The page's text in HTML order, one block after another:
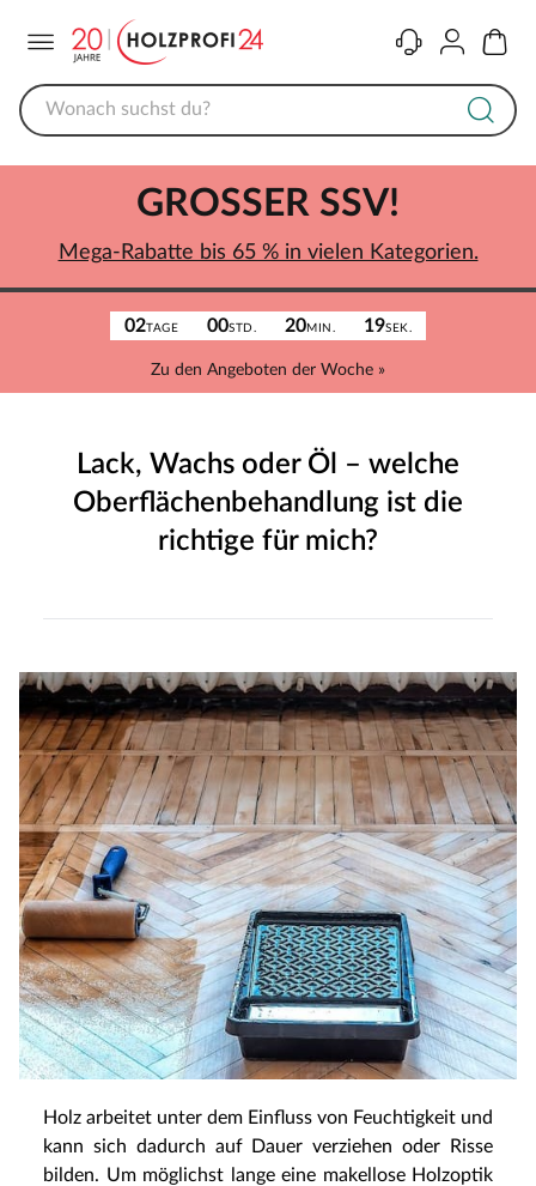
KontaktKonto
02TAGE 00STD. 20MIN. 19SEK.
Zu den Angeboten der Woche »
GROSSER SSV!
Mega-Rabatte bis 65 % in vielen Kategorien.
Lack, Wachs oder Öl – welche
Oberflächenbehandlung ist die
richtige für mich?
Holz arbeitet unter dem Einfluss von Feuchtigkeit und
kann sich dadurch auf Dauer verziehen oder Risse
bilden. Um möglichst lange eine makellose Holzoptik